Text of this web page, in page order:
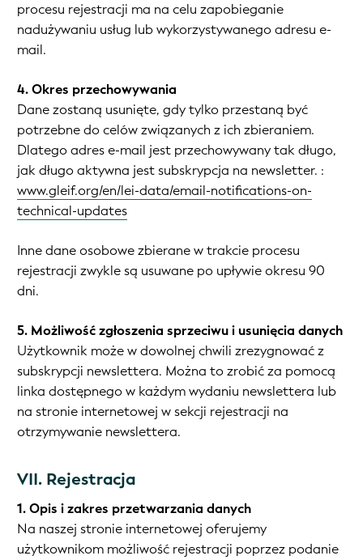
procesu rejestracji ma na celu zapobieganie
nadużywaniu usług lub wykorzystywanego adresu e-
mail.
4. Okres przechowywania
Dane zostaną usunięte, gdy tylko przestaną być
potrzebne do celów związanych z ich zbieraniem.
Dlatego adres e-mail jest przechowywany tak długo,
jak długo aktywna jest subskrypcja na newsletter. :
www.gleif.org/en/lei-data/email-notifications-on-
technical-updates
Inne dane osobowe zbierane w trakcie procesu
rejestracji zwykle są usuwane po upływie okresu 90
dni.
5. Możliwość zgłoszenia sprzeciwu i usunięcia danych
Użytkownik może w dowolnej chwili zrezygnować z
subskrypcji newslettera. Można to zrobić za pomocą
linka dostępnego w każdym wydaniu newslettera lub
na stronie internetowej w sekcji rejestracji na
otrzymywanie newslettera.
VII. Rejestracja
1. Opis i zakres przetwarzania danych
Na naszej stronie internetowej oferujemy
użytkownikom możliwość rejestracji poprzez podanie